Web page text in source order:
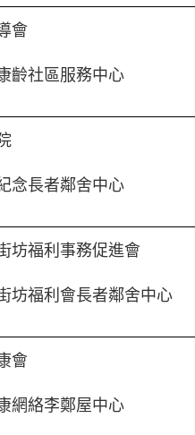
會
齡社區服務中心
念長者鄰舍中心
坊福利事務促進會
坊福利會長者鄰舍中心
會
網絡李鄭屋中心